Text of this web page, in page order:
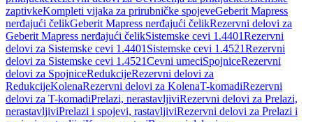
zaptivkeKompleti vijaka za prirubničke spojeveGeberit Mapress
nerđajući čelikGeberit Mapress nerđajući čelikRezervni delovi za
Geberit Mapress nerđajući čelikSistemske cevi 1.4401Rezervni
delovi za Sistemske cevi 1.4401 Sistemske cevi 1.4521Rezervni
delovi za Sistemske cevi 1.4521Cevni umeciSpojniceRezervni
delovi za SpojniceRedukcijeRezervni delovi za
RedukcijeKolenaRezervni delovi za KolenaT-komadiRezervni
delovi za T-komadiPrelazi, nerastavljiviRezervni delovi za Prelazi,
nerastavljiviPrelazi i spojevi, rastavljiviRezervni delovi za Prelazi i